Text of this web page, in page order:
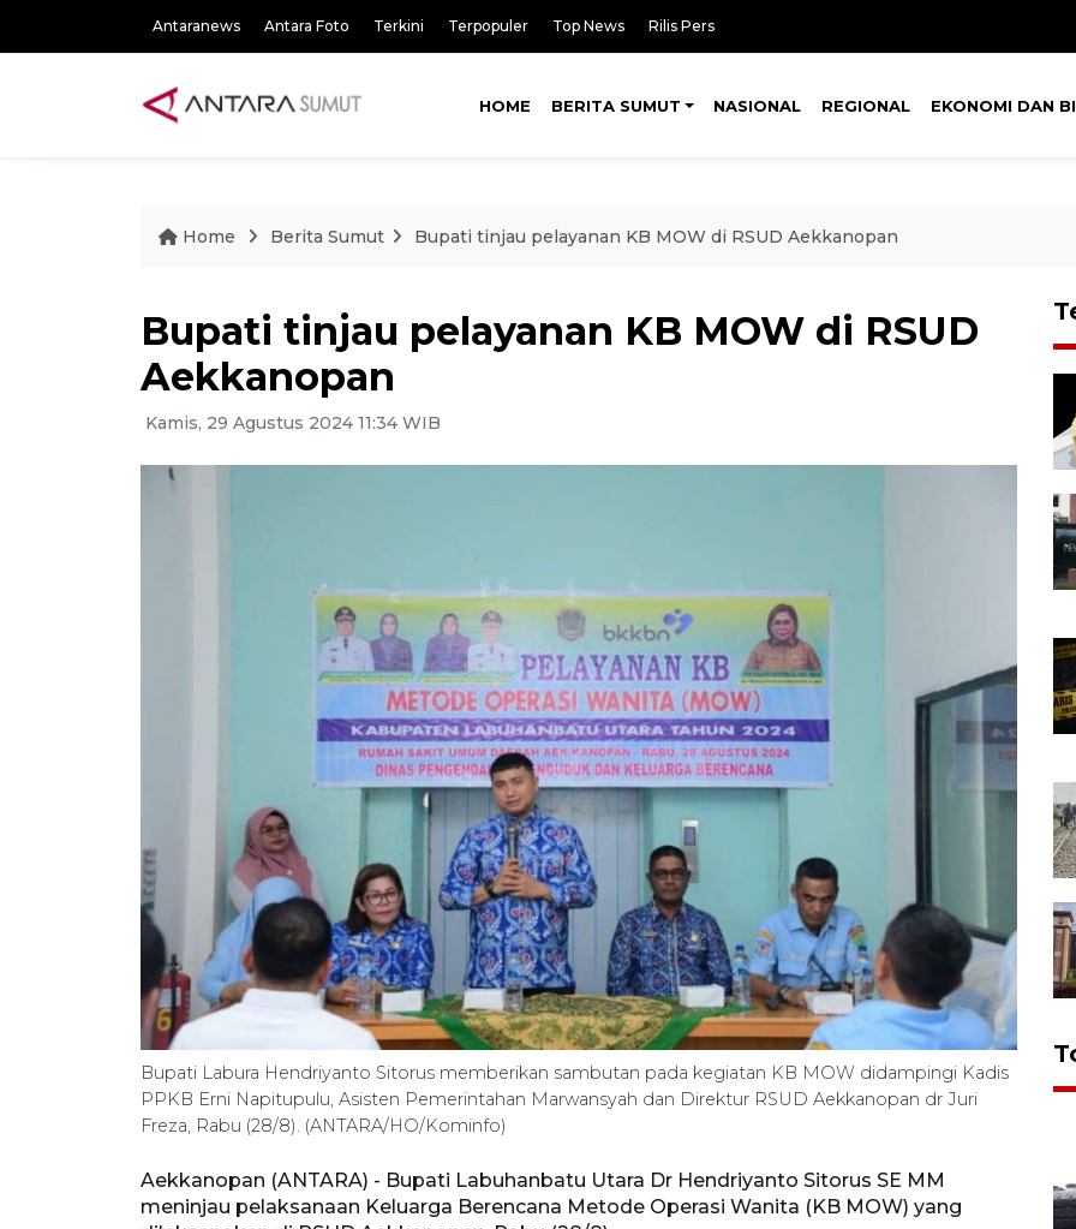
Antaranews Antara Foto Terkini Terpopuler Top News Rilis Pers
HOME BERITA SUMUT NASIONAL REGIONAL EKONOMI DAN
Home Berita Sumut Bupati tinjau pelayanan KB MOW di RSUD Aekkanopan
Bupati tinjau pelayanan KB MOW di RSUD
Aekkanopan
Kamis, 29 Agustus 2024 11:34 WIB
Bupati Labura Hendriyanto Sitorus memberikan sambutan pada kegiatan KB MOW didampingi Kadis
PPKB Erni Napitupulu, Asisten Pemerintahan Marwansyah dan Direktur RSUD Aekkanopan dr Juri
Freza, Rabu (28/8). (ANTARA/HO/Kominfo)
Aekkanopan (ANTARA) - Bupati Labuhanbatu Utara Dr Hendriyanto Sitorus SE MM
meninjau pelaksanaan Keluarga Berencana Metode Operasi Wanita (KB MOW) yang